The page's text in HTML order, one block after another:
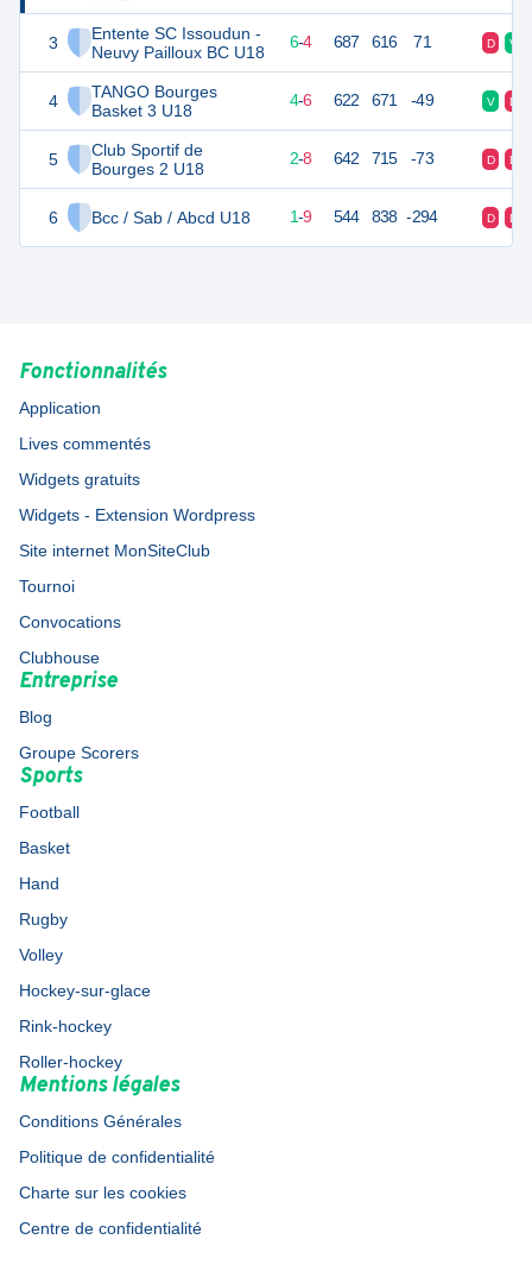
3
Entente SC Issoudun -
Neuvy Pailloux BC U18
4
TANGO Bourges
Basket 3 U18
5
Club Sportif de
Bourges 2 U18
6 Bcc / Sab / Abcd U18
16 10 6-4 687 616 71 D V
14 4-6 622 671 -49 V D
2-8 642 715 -73 D D
11 10 1-9 544 838 -294 D D
Fonctionnalités
Application
Lives commentés
Widgets gratuits
Widgets - Extension Wordpress
Site internet MonSiteClub
Tournoi
Convocations
Clubhouse
Entreprise
Blog
Groupe Scorers
Sports
Football
Basket
Hand
Rugby
Volley
Hockey-sur-glace
Rink-hockey
Roller-hockey
Mentions légales
Conditions Générales
Politique de confidentialité
Charte sur les cookies
Centre de confidentialité